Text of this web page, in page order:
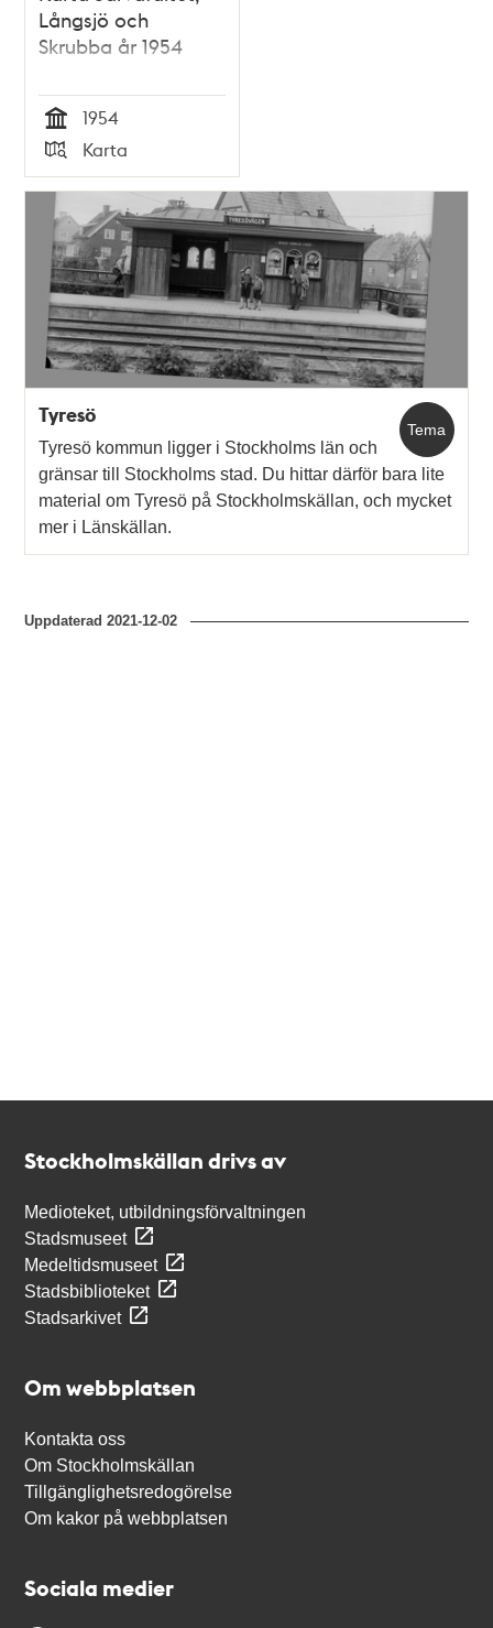
Långsjö och
Skrubba år 1954
Tid
1954
Typ
Karta
Tema
Tyresö
Tyresö kommun ligger i Stockholms län och
gränsar till Stockholms stad. Du hittar därför bara lite
material om Tyresö på Stockholmskällan, och mycket
mer i Länskällan.
Uppdaterad2021-12-02
Stockholmskällan drivs av
Medioteket, utbildningsförvaltningen
Stadsmuseet
Medeltidsmuseet
Stadsbiblioteket
Stadsarkivet
Om webbplatsen
Kontakta oss
Om Stockholmskällan
Tillgänglighetsredogörelse
Om kakor på webbplatsen
Sociala medier